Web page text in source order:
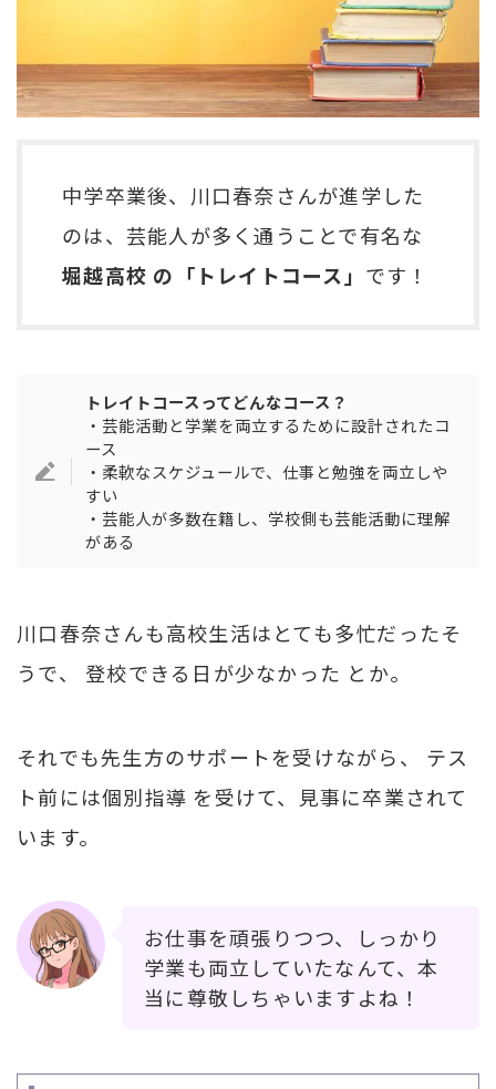
中学卒業後、川口春奈さんが進学した
のは、芸能人が多く通うことで有名な
堀越高校 の「トレイトコース」 です！
トレイトコースってどんなコース？
・芸能活動と学業を両立するために設計されたコ
ース
・柔軟なスケジュールで、仕事と勉強を両立しや
すい
・芸能人が多数在籍し、学校側も芸能活動に理解
がある
川口春奈さんも高校生活はとても多忙だったそ
うで、 登校できる日が少なかった とか。
それでも先生方のサポートを受けながら、 テス
ト前には個別指導 を受けて、見事に卒業されて
います。
お仕事を頑張りつつ、しっかり
学業も両立していたなんて、本
当に尊敬しちゃいますよね！